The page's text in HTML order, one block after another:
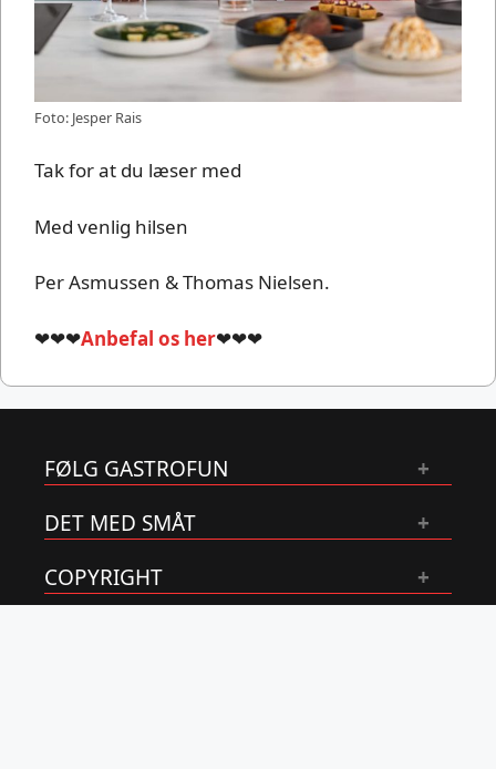
Foto: Jesper Rais
Tak for at du læser med
Med venlig hilsen
Per Asmussen & Thomas Nielsen.
❤❤❤Anbefal os her❤❤❤
FØLG GASTROFUN
DET MED SMÅT
COPYRIGHT